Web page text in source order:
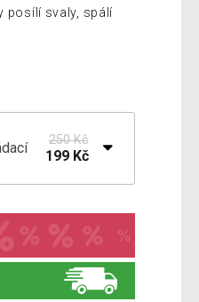
posílí svaly, spálí
250 Kč
199 Kč
594 Kč
319 Kč